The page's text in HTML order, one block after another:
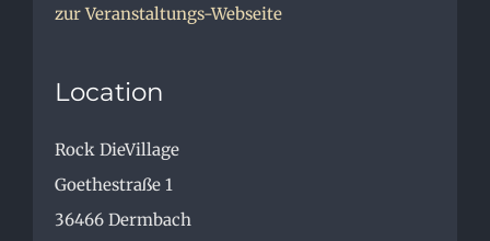
zur Veranstaltungs-Webseite
Location
Rock DieVillage
Goethestraße 1
36466 Dermbach